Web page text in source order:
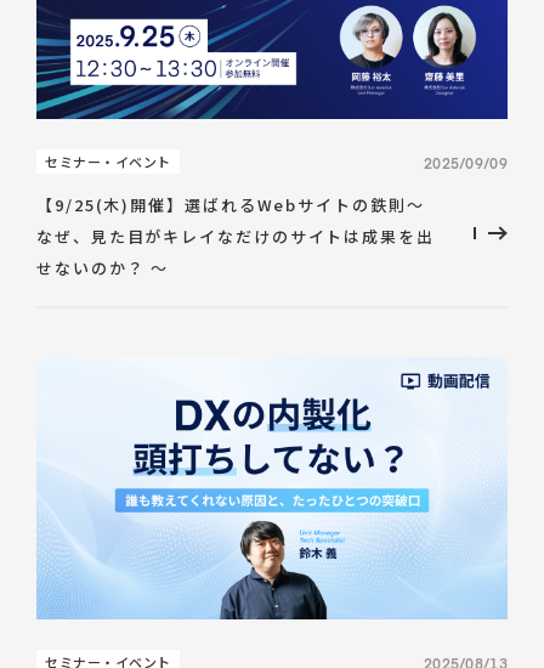
ALLLY
Talent Platform
メッセージ
取り組みの方針
DX 事業共創
人材・チーム
IR情報
IR
IR（English）
経営方針
IRスケジュール
Career
採用情報
Career
福利厚生
データで見るSun*
セミナー・イベント 2025/09/09
【9/25(木)開催】選ばれるWebサイトの鉄則〜
なぜ、見た目がキレイなだけのサイトは成果を出
せないのか？ 〜
セミナー・イベント